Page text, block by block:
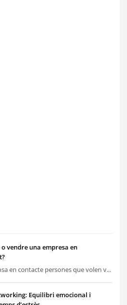
vendre una empresa en
en contacte persones que volen v...
Equilibri emocional i